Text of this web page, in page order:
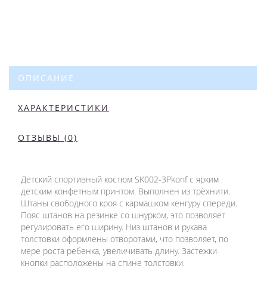
ОПИСАНИЕ
ХАРАКТЕРИСТИКИ
ОТЗЫВЫ (0)
Детский спортивный костюм SK002-3Pkonf с ярким
детским конфетным принтом. Выполнен из трёхнити.
Штаны свободного кроя с кармашком кенгуру спереди.
Пояс штанов на резинке со шнурком, это позволяет
регулировать его ширину. Низ штанов и рукава
толстовки оформлены отворотами, что позволяет, по
мере роста ребенка, увеличивать длину. Застежки-
кнопки расположены на спине толстовки.